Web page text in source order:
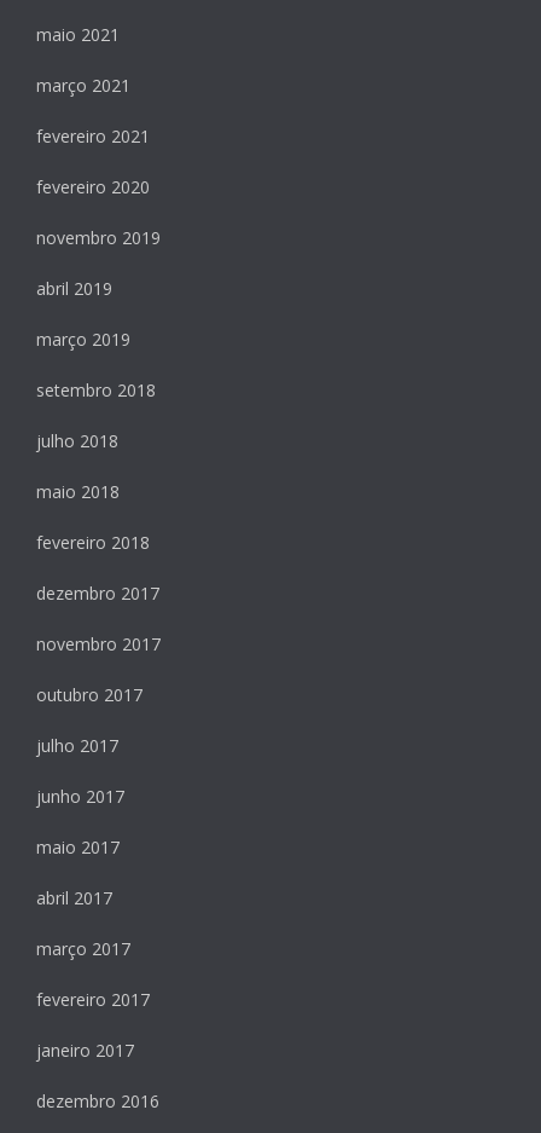
maio 2021
março 2021
fevereiro 2021
fevereiro 2020
novembro 2019
abril 2019
março 2019
setembro 2018
julho 2018
maio 2018
fevereiro 2018
dezembro 2017
novembro 2017
outubro 2017
julho 2017
junho 2017
maio 2017
abril 2017
março 2017
fevereiro 2017
janeiro 2017
dezembro 2016